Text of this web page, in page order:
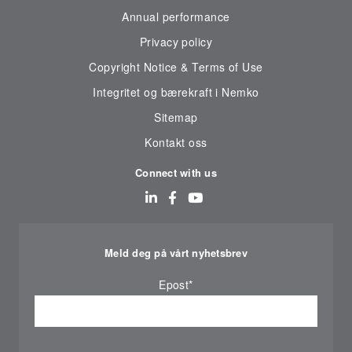
Annual performance
Privacy policy
Copyright Notice & Terms of Use
Integritet og bærekraft i Nemko
Sitemap
Kontakt oss
Connect with us
Meld deg på vårt nyhetsbrev
Epost*